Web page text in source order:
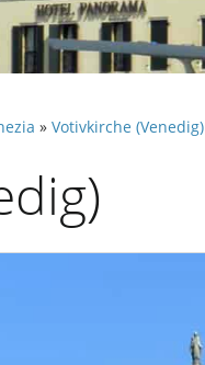
» Votivkirche (Venedig)